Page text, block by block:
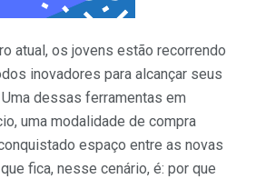
atual, os jovens estão recorrendo
inovadores para alcançar seus
dessas ferramentas em
uma modalidade de compra
espaço entre as novas
fica, nesse cenário, é: por que